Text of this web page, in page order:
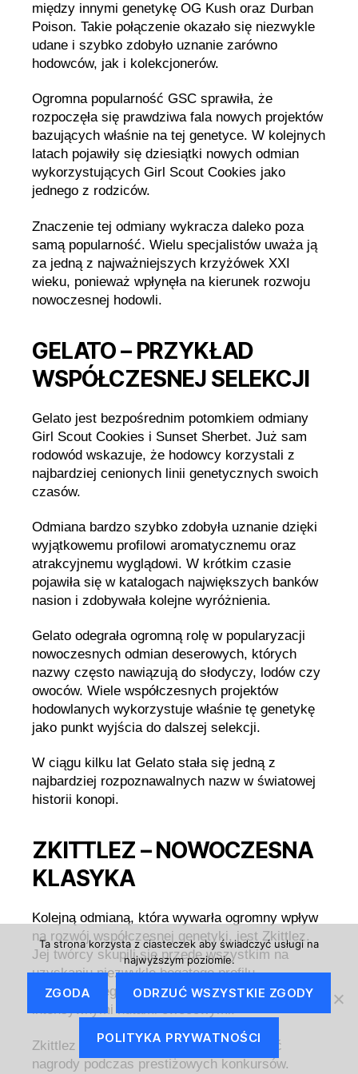
między innymi genetykę OG Kush oraz Durban
Poison. Takie połączenie okazało się niezwykle
udane i szybko zdobyło uznanie zarówno
hodowców, jak i kolekcjonerów.
Ogromna popularność GSC sprawiła, że
rozpoczęła się prawdziwa fala nowych projektów
bazujących właśnie na tej genetyce. W kolejnych
latach pojawiły się dziesiątki nowych odmian
wykorzystujących Girl Scout Cookies jako
jednego z rodziców.
Znaczenie tej odmiany wykracza daleko poza
samą popularność. Wielu specjalistów uważa ją
za jedną z najważniejszych krzyżówek XXI
wieku, ponieważ wpłynęła na kierunek rozwoju
nowoczesnej hodowli.
GELATO – PRZYKŁAD
WSPÓŁCZESNEJ SELEKCJI
Gelato jest bezpośrednim potomkiem odmiany
Girl Scout Cookies i Sunset Sherbet. Już sam
rodowód wskazuje, że hodowcy korzystali z
najbardziej cenionych linii genetycznych swoich
czasów.
Odmiana bardzo szybko zdobyła uznanie dzięki
wyjątkowemu profilowi aromatycznemu oraz
atrakcyjnemu wyglądowi. W krótkim czasie
pojawiła się w katalogach największych banków
nasion i zdobywała kolejne wyróżnienia.
Gelato odegrała ogromną rolę w popularyzacji
nowoczesnych odmian deserowych, których
nazwy często nawiązują do słodyczy, lodów czy
owoców. Wiele współczesnych projektów
hodowlanych wykorzystuje właśnie tę genetykę
jako punkt wyjścia do dalszej selekcji.
W ciągu kilku lat Gelato stała się jedną z
najbardziej rozpoznawalnych nazw w światowej
historii konopi.
ZKITTLEZ – NOWOCZESNA
KLASYKA
Kolejną odmianą, która wywarła ogromny wpływ
na rozwój współczesnej genetyki, jest Zkittlez.
Jej twórcy skupili się przede wszystkim na
uzyskaniu niezwykle bogatego profilu
aromatycznego, który wyróżniał się
intensywnymi nutami owocowymi.
Zkittlez bardzo szybko zaczęła zdobywać
nagrody podczas prestiżowych konkursów.
Ta strona korzysta z ciasteczek aby świadczyć usługi na
najwyższym poziomie.
ZGODA ODRZUĆ WSZYSTKIE ZGODY
POLITYKA PRYWATNOŚCI